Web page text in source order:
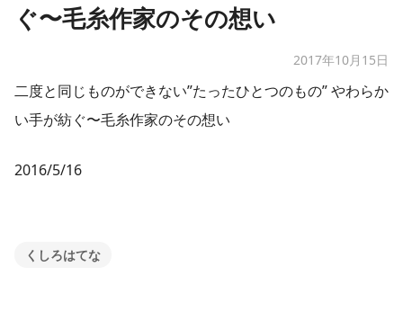
ぐ〜毛糸作家のその想い
2017年10月15日
二度と同じものができない”たったひとつのもの” やわらか
い手が紡ぐ〜毛糸作家のその想い
2016/5/16
くしろはてな